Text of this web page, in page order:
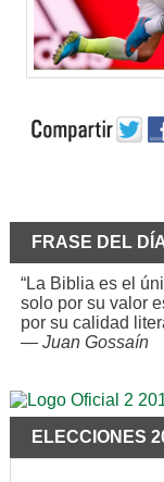
FRASE DEL
“La Biblia es el
solo por su valor
por su calidad
— Juan Gossaín
ELECCIONES